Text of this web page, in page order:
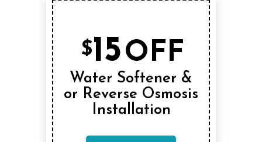
$15OFF
Water Softener &
or Reverse Osmosis
Installation